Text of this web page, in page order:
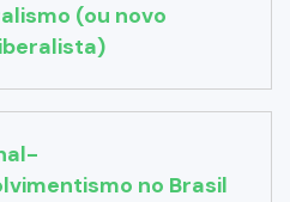
(ou novo
no Brasil